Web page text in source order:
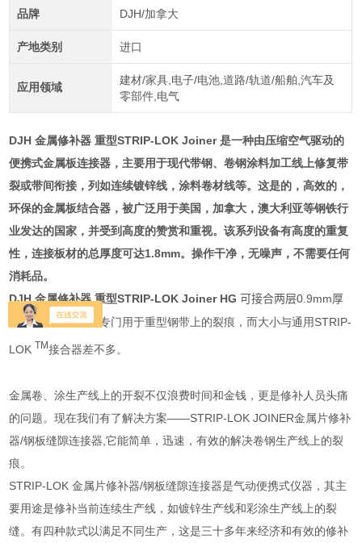
品牌 DJH/加拿大
产地类别 进口
应用领域
建材/家具,电子/电池,道路/轨道/船舶,汽车及
零部件,电气
DJH 金属修补器 重型STRIP-LOK Joiner 是一种由压缩空气驱动的
便携式金属板连接器，主要用于现代带钢、卷钢涂料加工线上修复带
裂或带间衔接，列如连续镀锌线，涂料卷材线等。这是的，高效的，
环保的金属板结合器，被广泛用于美国，加拿大，澳大利亚等钢铁行
业发达的国家，并受到高度的赞赏和重视。该系列设备有高度的重复
性，连接板材的总厚度可达1.8mm。操作干净，无噪声，不需要任何
消耗品。
DJH 金属修补器 重型STRIP-LOK Joiner HG可接合两层0.9mm厚
的软铁。该款设备专门用于重型钢带上的裂痕，而大小与通用 STRIP-
LOK TM接合器差不多。
金属卷、涂生产线上的开裂不仅浪费时间和金钱，更是修补人员头痛
的问题。现在我们有了解决方案——STRIP-LOK JOINER金属片修补
器/钢板缝隙连接器,它能简单，迅速，有效的解决卷钢生产线上的裂
痕。
STRIP-LOK 金属片修补器/钢板缝隙连接器是气动便携式仪器，其主
要用途是修补当前连续生产线，如镀锌生产线和彩涂生产线上的裂
缝。有四种款式以满足不同生产，这是三十多年来经济和有效的修补